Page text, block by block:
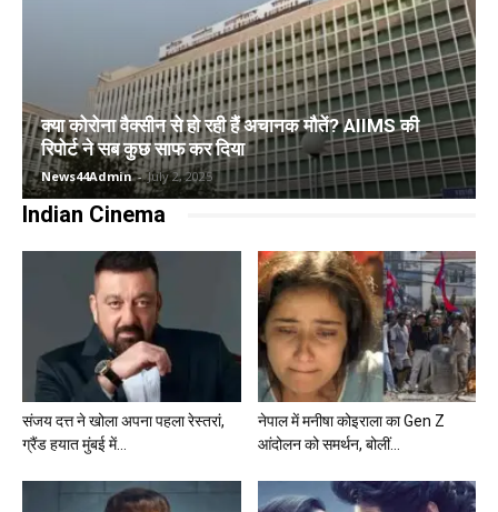
क्या कोरोना वैक्सीन से हो रही हैं अचानक मौतें? AIIMS की
रिपोर्ट ने सब कुछ साफ कर दिया
News44Admin - July 2, 2025
Indian Cinema
संजय दत्त ने खोला अपना पहला रेस्तरां,
ग्रैंड हयात मुंबई में...
नेपाल में मनीषा कोइराला का Gen Z
आंदोलन को समर्थन, बोलीं...